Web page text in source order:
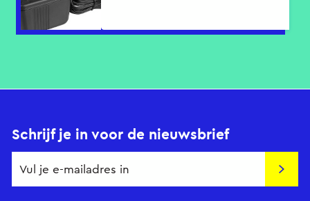
Schrijf je in voor de nieuwsbrief